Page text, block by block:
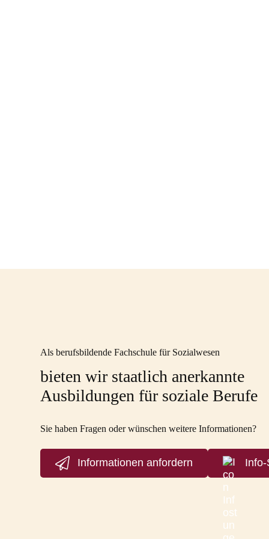
Als berufsbildende Fachschule für Sozialwesen
bieten wir staatlich anerkannte
Ausbildungen für soziale Berufe
Sie haben Fragen oder wünschen weitere Informationen?
Informationen anfordern